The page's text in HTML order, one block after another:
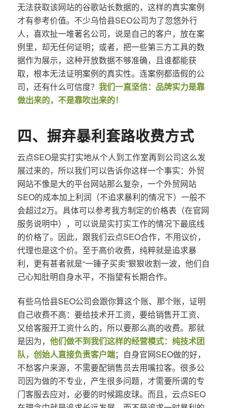
无法获取该网站的谷歌站长数据的，这样的真实案例
才有参考价值。不少乌恰县SEO公司为了忽悠外行
人，喜欢扯一堆著名公司，说是自己的客户，放在案
例里，却无任何证明；或者，把一些第三方工具的数
据作为展示，这种开放数据不够准确，且谁都能获
取，根本无法证明案例的真实性。连案例都造假的公
司，还有什么可信度？ 我们一直坚信：品牌实力是靠
做出来的，不是靠吹出来的！
四、摒弃暴利套路收费方式
云点SEO是实打实地从个人到工作室再到公司这么发
展过来的，所以我们可以告诉你这样一个事实：外贸
网站不像是大的平台网站那么复杂，一个外贸网站
SEO的成本加上利润（不追求暴利的情况下）一般不
会超过2万。具体可以参考我方制定的价格表（在官网
服务说明中），可以说是实打实工作的情况下最底线
的价格了。因此，跟我们云点SEO合作，不用议价，
代理也是这个价。至于高价收费，纯粹就是追求暴
利，更有甚者就是“一锤子买卖”狠狠收割一波，他们自
己心知肚明自身水平，不指望有长期合作。
有些乌恰县SEO公司会跟你算这个账、那个账，证明
自己收费不高：要给技术开工资，要给销售开工资、
又给客服开工资什么的，所以要那么高的收费。那就
是因为， 他们做不到我们这样的经营模式：纯技术团
队，创始人直接负责客户端；自身官网SEO做的好，
不愁客户来源，不需要配销售员去用嘴拉客。很多公
司因为做的不专业，产生很多问题，才需要所谓的专
门客服去应对，必要的时候踢皮球。而且，云点SEO